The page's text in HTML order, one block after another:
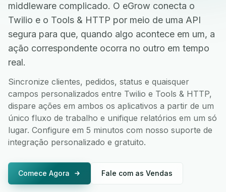
middleware complicado. O eGrow conecta o
Twilio e o Tools & HTTP por meio de uma API
segura para que, quando algo acontece em um, a
ação correspondente ocorra no outro em tempo
real.
Sincronize clientes, pedidos, status e quaisquer
campos personalizados entre Twilio e Tools & HTTP,
dispare ações em ambos os aplicativos a partir de um
único fluxo de trabalho e unifique relatórios em um só
lugar. Configure em 5 minutos com nosso suporte de
integração personalizado e gratuito.
Comece Agora Fale com as Vendas